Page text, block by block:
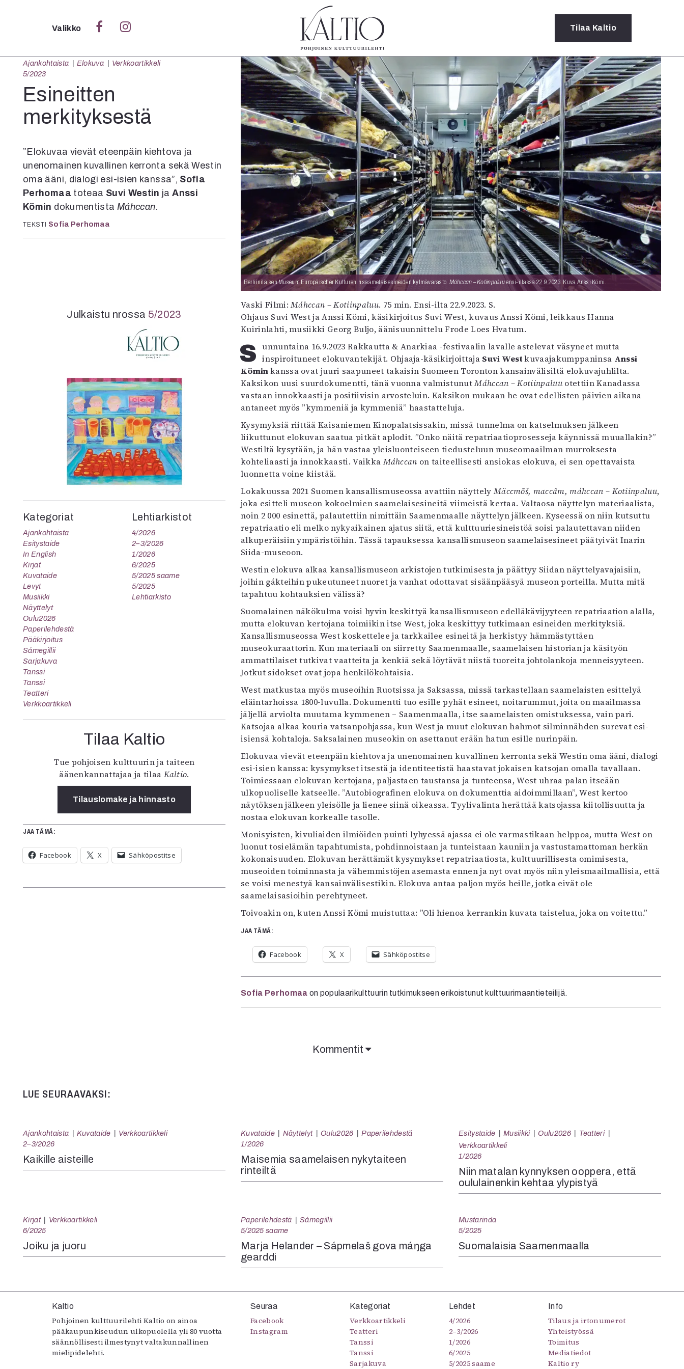
Sulje
Kategoriat
Verkkoartikkeli
Teatteri
Tanssi
Tanssi
Sarjakuva
Sámegillii
Pääkirjoitus
Paperilehdestä
Oulu2026
Musiikki
Levyt
Kuvataide
Kirjat
In English
Esitystaide
Arkisto
Lehdet
4/2026
2–3/2026
1/2026
6/2025
5/2025 saame
5/2025
Lehtiarkisto
Info
Tilaus ja
irtonumerot
Yhteistyössä
Toimitus
Mediatiedot
Kaltio ry
Valikko Tilaa Kaltio
Berliiniläisen Museum Europäischer Kulturenin saamelaisesineiden kylmävarasto. Máhccan – Kotiinpaluuensi-illassa 22.9.2023. Kuva Anssi Kömi.
Ajankohtaista Elokuva
Verkkoartikkeli
5/2023
Esineitten
merkityksestä
”Elokuvaa vievät eteenpäin kiehtova ja
unenomainen kuvallinen kerronta sekä Westin
oma ääni, dialogi esi-isien kanssa”, Sofia
Perhomaa toteaa Suvi Westin jaAnssi
Kömin dokumentista Máhccan.
TEKSTI Sofia Perhomaa
Vaski Filmi:Máhccan – Kotiinpaluu. 75 min. Ensi-ilta 22.9.2023. S.
Ohjaus Suvi West ja Anssi Kömi, käsikirjoitus Suvi West, kuvaus Anssi Kömi, leikkaus Hanna
Kuirinlahti, musiikki Georg Buljo, äänisuunnittelu Frode Loes Hvatum.
Sunnuntaina 16.9.2023 Rakkautta & Anarkiaa -festivaalin lavalle astelevat väsyneet mutta inspiroituneet elokuvantekijät. Ohjaaja-käsikirjoittaja Suvi Westkuvaajakumppaninsa Anssi
Köminkanssa ovat juuri saapuneet takaisin Suomeen Toronton kansainvälisiltä elokuvajuhlilta.
Kaksikon uusi suurdokumentti, tänä vuonna valmistunutMáhccan – Kotiinpaluu otettiin Kanadassa
vastaan innokkaasti ja positiivisin arvosteluin. Kaksikon mukaan he ovat edellisten päivien aikana
antaneet myös ”kymmeniä ja kymmeniä” haastatteluja.
Kysymyksiä riittää Kaisaniemen Kinopalatsissakin, missä tunnelma on katselmuksen jälkeen
liikuttunut elokuvan saatua pitkät aplodit. ”Onko näitä repatriaatioprosesseja käynnissä muuallakin?”
Westiltä kysytään, ja hän vastaa yleisluonteiseen tiedusteluun museomaailman murroksesta
kohteliaasti ja innokkaasti. Vaikka Máhccan on taiteellisesti ansiokas elokuva, ei sen opettavaista
luonnetta voine kiistää.
Lokakuussa 2021 Suomen kansallismuseossa avattiin näyttely Mäccmõš, maccâm, máhccan – Kotiinpaluu,
joka esitteli museon kokoelmien saamelaisesineitä viimeistä kertaa. Valtaosa näyttelyn materiaalista,
noin 2 000 esinettä, palautettiin nimittäin Saamenmaalle näyttelyn jälkeen. Kyseessä on niin kutsuttu
repatriaatio eli melko nykyaikainen ajatus siitä, että kulttuuriesineistöä soisi palautettavan niiden
alkuperäisiin ympäristöihin. Tässä tapauksessa kansallismuseon saamelaisesineet päätyivät Inarin
Siida-museoon.
Westin elokuva alkaa kansallismuseon arkistojen tutkimisesta ja päättyy Siidan näyttelyavajaisiin,
joihin gákteihin pukeutuneet nuoret ja vanhat odottavat sisäänpääsyä museon porteilla. Mutta mitä
tapahtuu kohtauksien välissä?
Suomalainen näkökulma voisi hyvin keskittyä kansallismuseon edelläkävijyyteen repatriaation alalla,
mutta elokuvan kertojana toimiikin itse West, joka keskittyy tutkimaan esineiden merkityksiä.
Kansallismuseossa West koskettelee ja tarkkailee esineitä ja herkistyy hämmästyttäen
museokuraattorin. Kun materiaali on siirretty Saamenmaalle, saamelaisen historian ja käsityön
ammattilaiset tutkivat vaatteita ja kenkiä sekä löytävät niistä tuoreita johtolankoja menneisyyteen.
Jotkut sidokset ovat jopa henkilökohtaisia.
West matkustaa myös museoihin Ruotsissa ja Saksassa, missä tarkastellaan saamelaisten esittelyä
eläintarhoissa 1800-luvulla. Dokumentti tuo esille pyhät esineet, noitarummut, joita on maailmassa
jäljellä arviolta muutama kymmenen – Saamenmaalla, itse saamelaisten omistuksessa, vain pari.
Katsojaa alkaa kouria vatsanpohjassa, kun West ja muut elokuvan hahmot silminnähden surevat esi-
isiensä kohtaloja. Saksalainen museokin on asettanut erään hatun esille nurinpäin.
Elokuvaa vievät eteenpäin kiehtova ja unenomainen kuvallinen kerronta sekä Westin oma ääni, dialogi
esi-isien kanssa: kysymykset itsestä ja identiteetistä haastavat jokaisen katsojan omalla tavallaan.
Toimiessaan elokuvan kertojana, paljastaen taustansa ja tunteensa, West uhraa palan itseään
ulkopuoliselle katseelle. ”Autobiografinen elokuva on dokumenttia aidoimmillaan”, West kertoo
näytöksen jälkeen yleisölle ja lienee siinä oikeassa. Tyylivalinta herättää katsojassa kiitollisuutta ja
nostaa elokuvan korkealle tasolle.
Monisyisten, kivuliaiden ilmiöiden puinti lyhyessä ajassa ei ole varmastikaan helppoa, mutta West on
luonut tosielämän tapahtumista, pohdinnoistaan ja tunteistaan kauniin ja vastustamattoman herkän
kokonaisuuden. Elokuvan herättämät kysymykset repatriaatiosta, kulttuurillisesta omimisesta,
museoiden toiminnasta ja vähemmistöjen asemasta ennen ja nyt ovat myös niin yleismaailmallisia, että
se voisi menestyä kansainvälisestikin. Elokuva antaa paljon myös heille, jotka eivät ole
saamelaisasioihin perehtyneet.
Toivoakin on, kuten Anssi Kömi muistuttaa: ”Oli hienoa kerrankin kuvata taistelua, joka on voitettu.”
JAA TÄMÄ:
Facebook X Sähköpostitse
Sofia Perhomaa on populaarikulttuurin tutkimukseen erikoistunut kulttuurimaantieteilijä.
Julkaistu nrossa 5/2023
Kategoriat
Ajankohtaista
Esitystaide
In English
Kirjat
Kuvataide
Levyt
Musiikki
Näyttelyt
Oulu2026
Paperilehdestä
Pääkirjoitus
Sámegillii
Sarjakuva
Tanssi
Tanssi
Teatteri
Verkkoartikkeli
Lehtiarkistot
4/2026
2–3/2026
1/2026
6/2025
5/2025 saame
5/2025
Lehtiarkisto
Tilaa Kaltio
Tue pohjoisen kulttuurin ja taiteen
äänenkannattajaa ja tilaa Kaltio.
Tilauslomake ja hinnasto
JAA TÄMÄ:
Facebook X Sähköpostitse
Kommentit
LUE SEURAAVAKSI:
Ajankohtaista Kuvataide
Verkkoartikkeli
2–3/2026
Kaikille aisteille
Kuvataide Näyttelyt Oulu2026
Paperilehdestä
1/2026
Maisemia saamelaisen nykytaiteen
rinteiltä
Esitystaide Musiikki Oulu2026
Teatteri
Verkkoartikkeli
1/2026
Niin matalan kynnyksen ooppera, että
oululainenkin kehtaa ylypistyä
Kirjat
Verkkoartikkeli
6/2025
Joiku ja juoru
Paperilehdestä
Sámegillii
5/2025 saame
Marja Helander – Sápmelaš gova máŋga
gearddi
Mustarinda
5/2025
Suomalaisia Saamenmaalla
Kaltio
Pohjoinen kulttuurilehti Kaltio on ainoa
pääkaupunkiseudun ulkopuolella yli 80 vuotta
säännöllisesti ilmestynyt valtakunnallinen
mielipidelehti.
Seuraa
Facebook
Instagram
Kategoriat
Verkkoartikkeli
Teatteri
Tanssi
Tanssi
Sarjakuva
Lehdet
4/2026
2–3/2026
1/2026
6/2025
5/2025 saame
Info
Tilaus ja irtonumerot
Yhteistyössä
Toimitus
Mediatiedot
Kaltio ry